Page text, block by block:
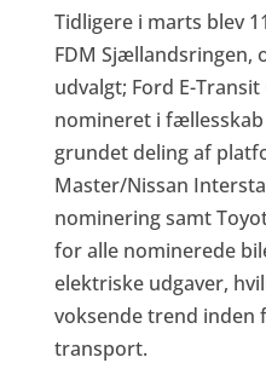
Tidligere i marts blev
FDM Sjællandsringen,
udvalgt; Ford E-
nomineret i
grundet deling af
Master/Nissan
nominering samt
for alle nominerede
elektriske udgaver,
voksende trend inden
transport.